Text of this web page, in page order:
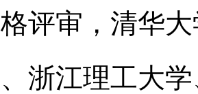
评审，清华
浙江理工大